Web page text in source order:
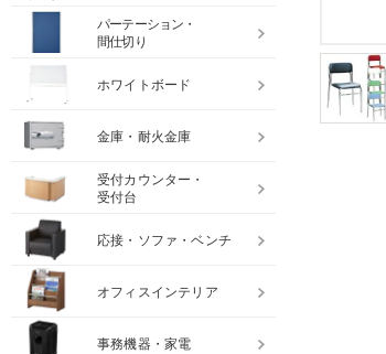
パーテーション・
間仕切り
ホワイトボード
金庫・耐火金庫
受付カウンター・
受付台
応接・ソファ・ベンチ
オフィスインテリア
事務機器・家電